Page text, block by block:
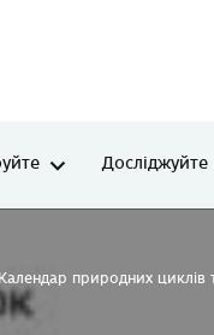
Досліджуйте
Календар природних